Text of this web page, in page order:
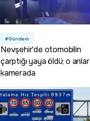
#Gündem
Nevşehir'de otomobilin
çarptığı yaya öldü; o anlar
kamerada